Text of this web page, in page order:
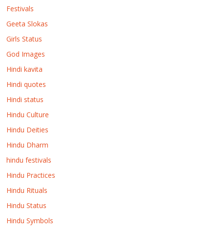
Festivals
Geeta Slokas
Girls Status
God Images
Hindi kavita
Hindi quotes
Hindi status
Hindu Culture
Hindu Deities
Hindu Dharm
hindu festivals
Hindu Practices
Hindu Rituals
Hindu Status
Hindu Symbols